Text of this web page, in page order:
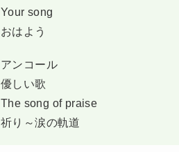
Your song
おはよう
アンコール
優しい歌
The song of praise
祈り～涙の軌道